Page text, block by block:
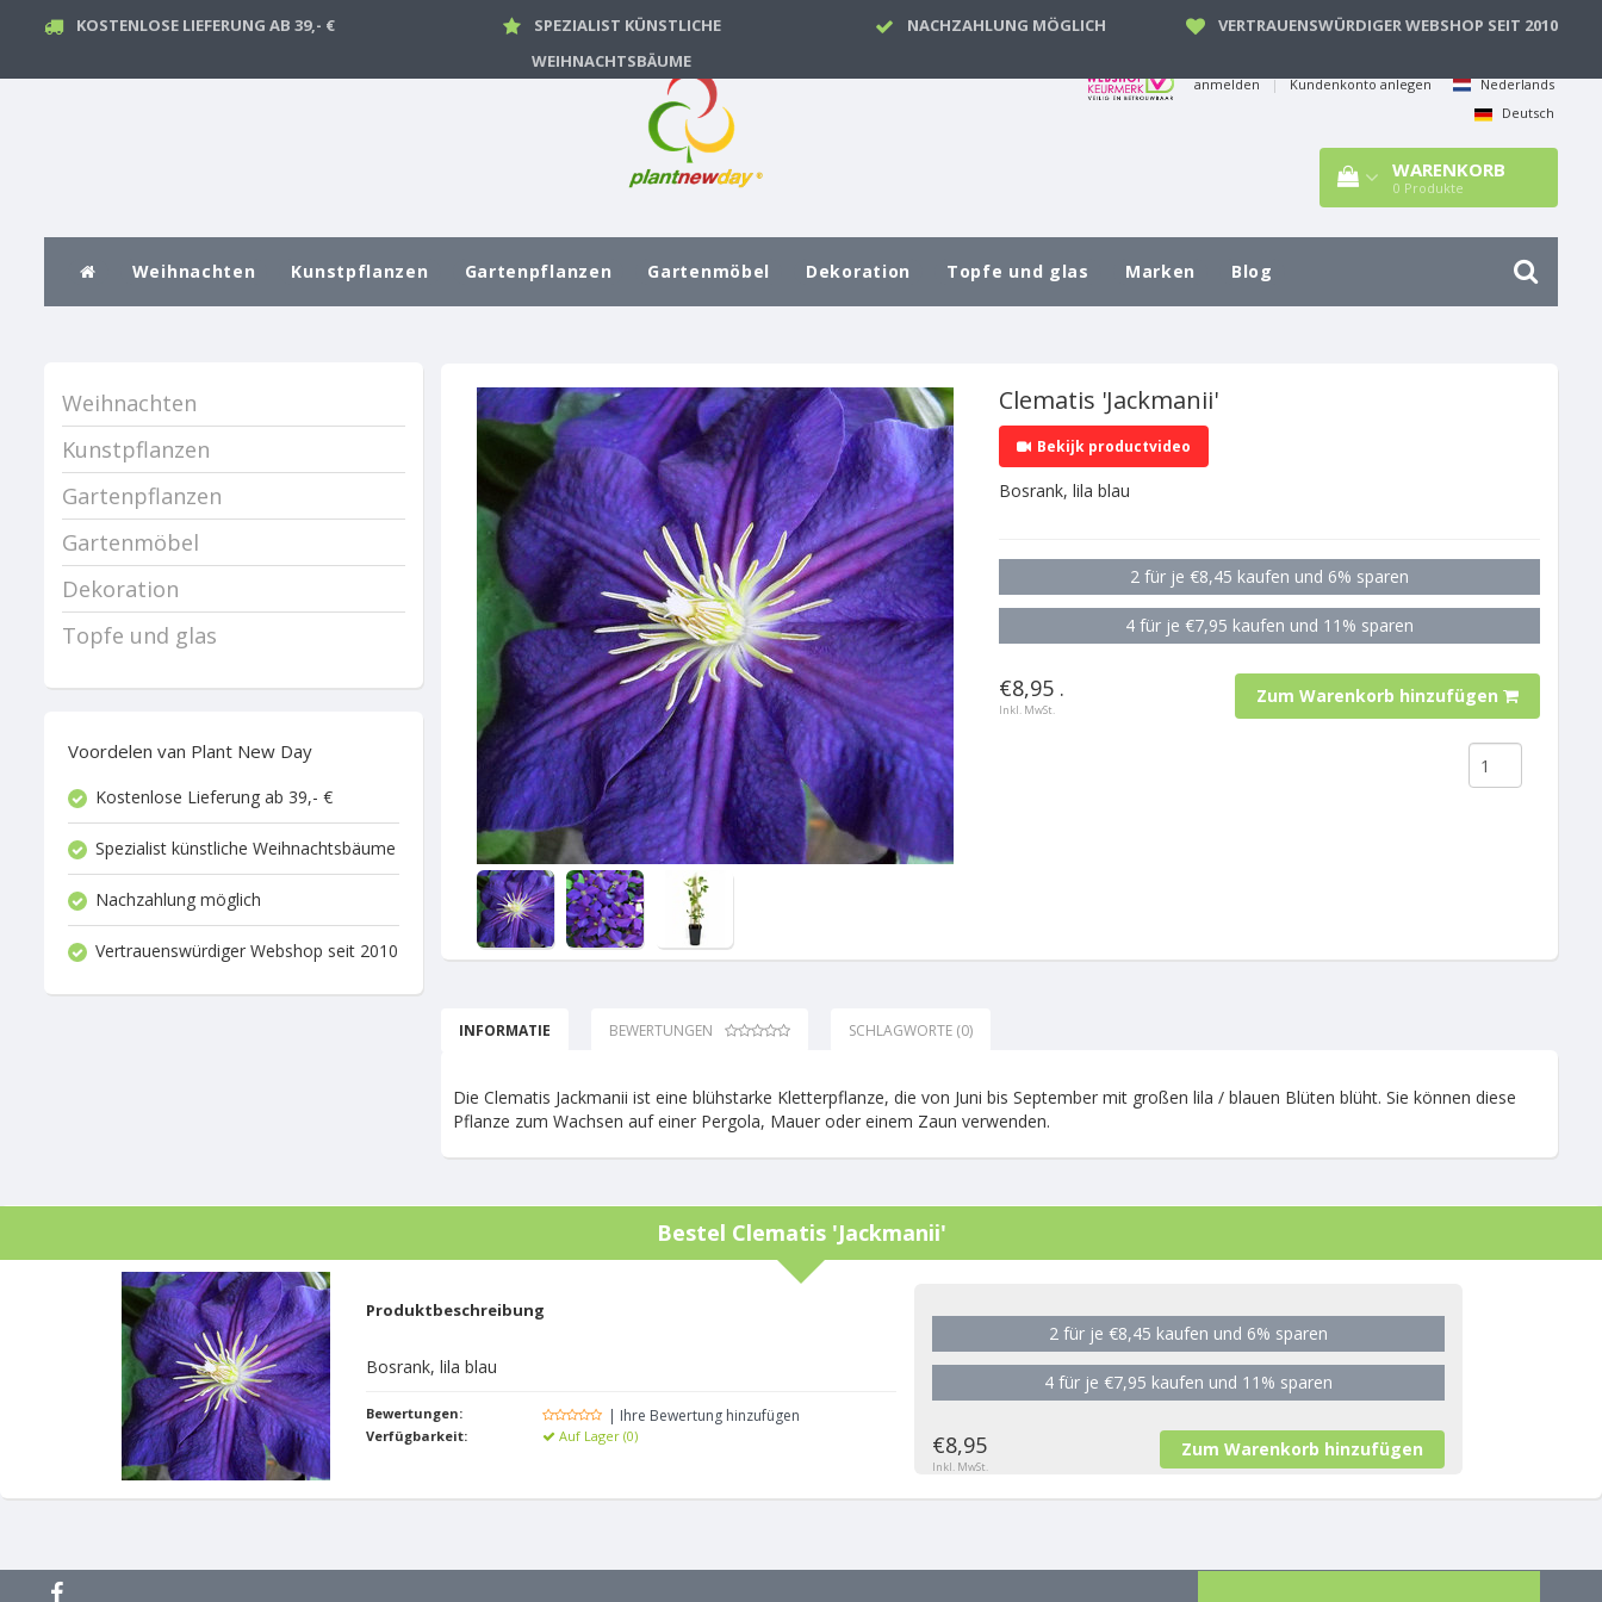
KOSTENLOSE LIEFERUNG AB 39,- €
SPEZIALIST KÜNSTLICHE
WEIHNACHTSBÄUME
NACHZAHLUNG MÖGLICH VERTRAUENSWÜRDIGER WEBSHOP SEIT 2010
anmelden | Kundenkonto anlegen
Nederlands
Deutsch
WARENKORB
0 Produkte
Weihnachten Kunstpflanzen Gartenpflanzen Gartenmöbel Dekoration Topfe und glas Marken Blog
Weihnachten
Kunstpflanzen
Gartenpflanzen
Gartenmöbel
Dekoration
Topfe und glas
Voordelen van Plant New Day
Kostenlose Lieferung ab 39,- €
Spezialist künstliche Weihnachtsbäume
Nachzahlung möglich
Vertrauenswürdiger Webshop seit 2010
Clematis 'Jackmanii'
Bekijk productvideo
Bosrank, lila blau
2 für je €8,45 kaufen und 6% sparen
4 für je €7,95 kaufen und 11% sparen
€8,95 .
Inkl. MwSt.
Zum Warenkorb hinzufügen
INFORMATIE BEWERTUNGEN SCHLAGWORTE (0)
Die Clematis Jackmanii ist eine blühstarke Kletterpflanze, die von Juni bis September mit großen lila / blauen Blüten blüht. Sie können diese
Pflanze zum Wachsen auf einer Pergola, Mauer oder einem Zaun verwenden.
Bestel Clematis 'Jackmanii'
Produktbeschreibung
Bosrank, lila blau
Bewertungen: | Ihre Bewertung hinzufügen
Verfügbarkeit: Auf Lager (0)
2 für je €8,45 kaufen und 6% sparen
4 für je €7,95 kaufen und 11% sparen
€8,95
Inkl. MwSt.